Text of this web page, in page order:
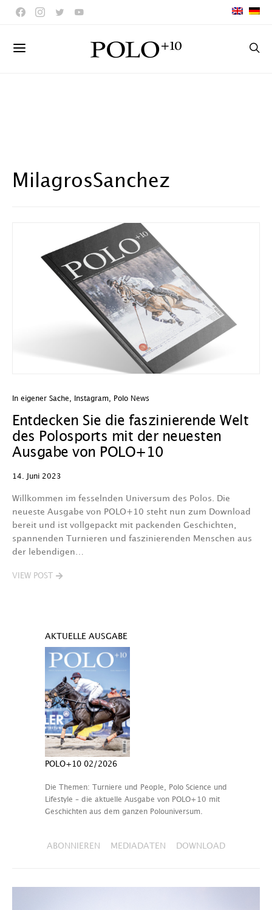
MilagrosSanchez
In eigener Sache Instagram Polo News
Entdecken Sie die faszinierende Welt
des Polosports mit der neuesten
Ausgabe von POLO+10
14. Juni 2023
Willkommen im fesselnden Universum des Polos. Die
neueste Ausgabe von POLO+10 steht nun zum Download
bereit und ist vollgepackt mit packenden Geschichten,
spannenden Turnieren und faszinierenden Menschen aus
der lebendigen…
VIEW POST
AKTUELLE AUSGABE
POLO+10 02/2026
Die Themen: Turniere und People, Polo Science und
Lifestyle – die aktuelle Ausgabe von POLO+10 mit
Geschichten aus dem ganzen Polouniversum.
ABONNIEREN MEDIADATEN DOWNLOAD